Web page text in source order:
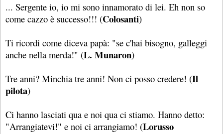
... Sergente io, io mi sono innamorato di lei. Eh non so
come cazzo è successo!!! (Colosanti)
Ti ricordi come diceva papà: "se c'hai bisogno, galleggi
anche nella merda!" (L. Munaron)
Tre anni? Minchia tre anni! Non ci posso credere! (Il
pilota)
Ci hanno lasciati qua e noi qua ci stiamo. Hanno detto:
"Arrangiatevi!" e noi ci arrangiamo! (Lorusso